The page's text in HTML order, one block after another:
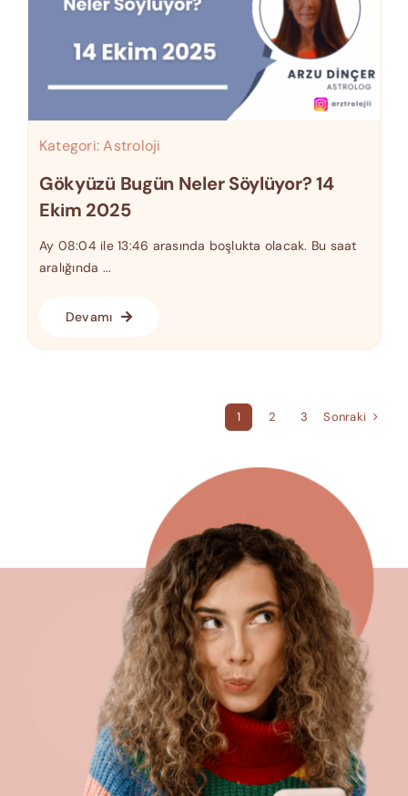
Kategori:Astroloji
Gökyüzü Bugün Neler Söylüyor? 14
Ekim 2025
Ay 08:04 ile 13:46 arasında boşlukta olacak. Bu saat
aralığında ...
Devamı
1 2 3 Sonraki